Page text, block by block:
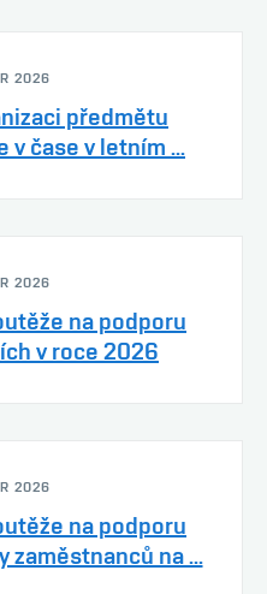
2026
předmětu
v čase v letním ...
2026
na podporu
v roce 2026
2026
na podporu
na ...